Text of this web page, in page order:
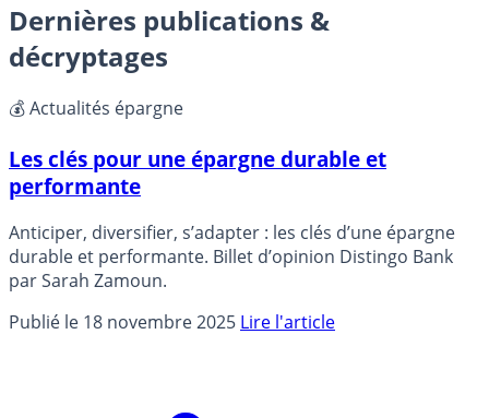
Dernières publications &
décryptages
💰 Actualités épargne
Les clés pour une épargne durable et
performante
Anticiper, diversifier, s’adapter : les clés d’une épargne
durable et performante. Billet d’opinion Distingo Bank
par Sarah Zamoun.
Publié le 18 novembre 2025 Lire l'article